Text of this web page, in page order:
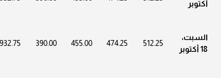
أكتوبر
السبت،
18 أكتوبر
512.25
474.25
455.00
390.00